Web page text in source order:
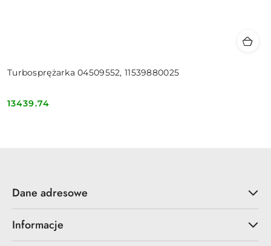
Turbosprężarka 04509552, 11539880025
Cena:
13439.74
Dane adresowe
Informacje